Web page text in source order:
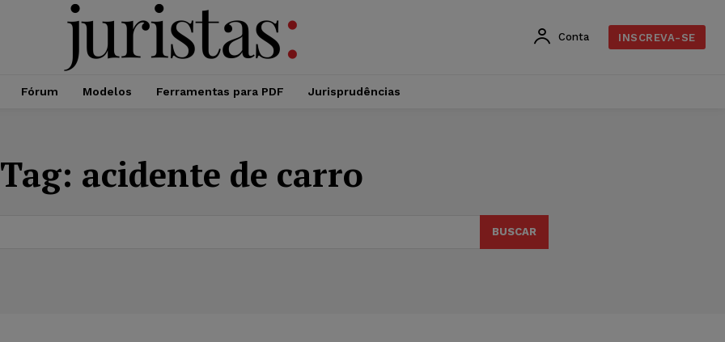
Conta INSCREVA-SE
Fórum Modelos Ferramentas para PDF Jurisprudências
Tag: acidente de carro
BUSCAR